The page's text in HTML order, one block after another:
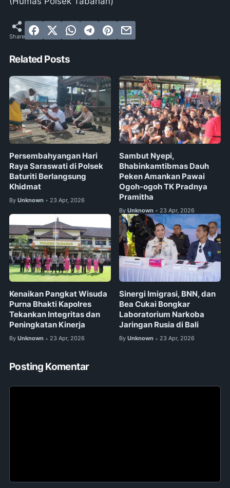
Related Posts
Persembahyangan Hari
Raya Saraswati di Polsek
Baturiti Berlangsung
Khidmat
By Unknown • 23 Apr, 2026
Sambut Nyepi,
Bhabinkamtibmas Dauh
Peken Amankan Pawai
Ogoh-ogoh TK Pradnya
Pramitha
By Unknown • 23 Apr, 2026
Kenaikan Pangkat Wisuda
Purna Bhakti Kapolres
Tekankan Integritas dan
Peningkatan Kinerja
By Unknown • 23 Apr, 2026
Sinergi Imigrasi, BNN, dan
Bea Cukai Bongkar
Laboratorium Narkoba
Jaringan Rusia di Bali
By Unknown • 23 Apr, 2026
Posting Komentar